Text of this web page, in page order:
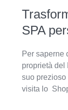
SPA
Per saperne
proprietà del
suo prezioso
visita lo